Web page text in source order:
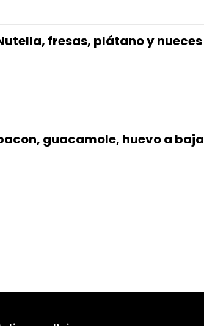
fresas, plátano y nueces
guacamole, huevo a baja